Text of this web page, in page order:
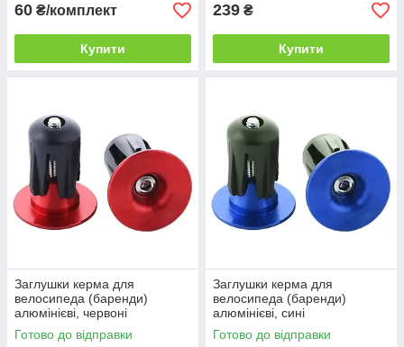
60 ₴/комплект
Купити
239 ₴
Купити
Заглушки керма для
велосипеда (баренди)
алюмінієві, червоні
Готово до відправки
Заглушки керма для
велосипеда (баренди)
алюмінієві, сині
Готово до відправки